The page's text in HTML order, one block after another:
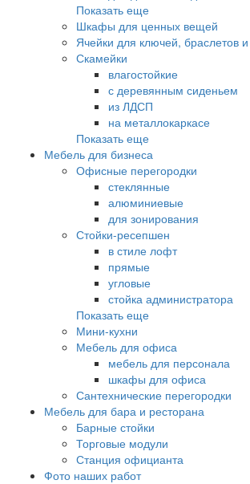
Показать еще
Шкафы для ценных вещей
Ячейки для ключей, браслетов и
Скамейки
влагостойкие
с деревянным сиденьем
из ЛДСП
на металлокаркасе
Показать еще
Мебель для бизнеса
Офисные перегородки
стеклянные
алюминиевые
для зонирования
Стойки-ресепшен
в стиле лофт
прямые
угловые
стойка администратора
Показать еще
Мини-кухни
Мебель для офиса
мебель для персонала
шкафы для офиса
Сантехнические перегородки
Мебель для бара и ресторана
Барные стойки
Торговые модули
Станция официанта
Фото наших работ